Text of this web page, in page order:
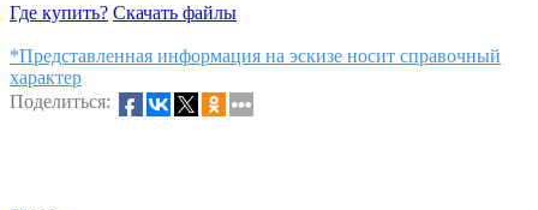
Где купить? Скачать файлы
*Представленная информация на эскизе носит справочный
характер
Поделиться: